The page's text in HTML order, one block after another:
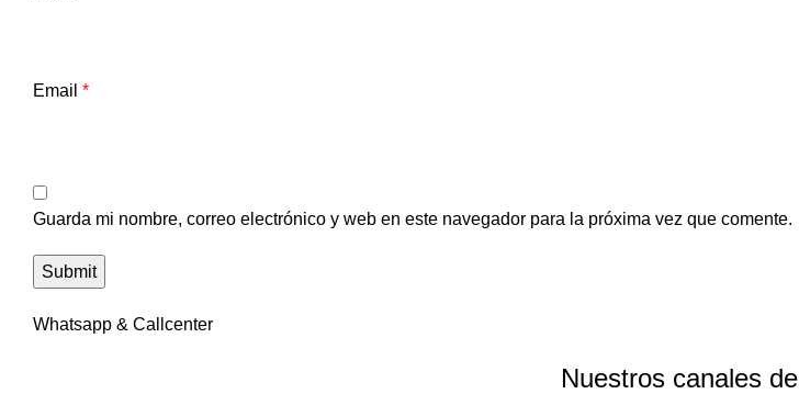
Email *
Guarda mi nombre, correo electrónico y web en este navegador para la próxima vez que comente.
Whatsapp & Callcenter
Nuestros canales de